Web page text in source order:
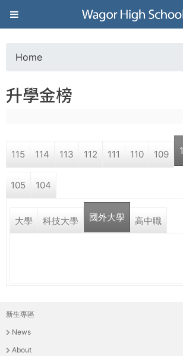
Jump to navigation
葳
格
高
學
培
養
具
o
a
r
e
r
e
Home
升學金榜
115 114 113 112 111 110 109
105 104
大學 科技大學 國外大學 高中職
主
選
新生專區
News
About